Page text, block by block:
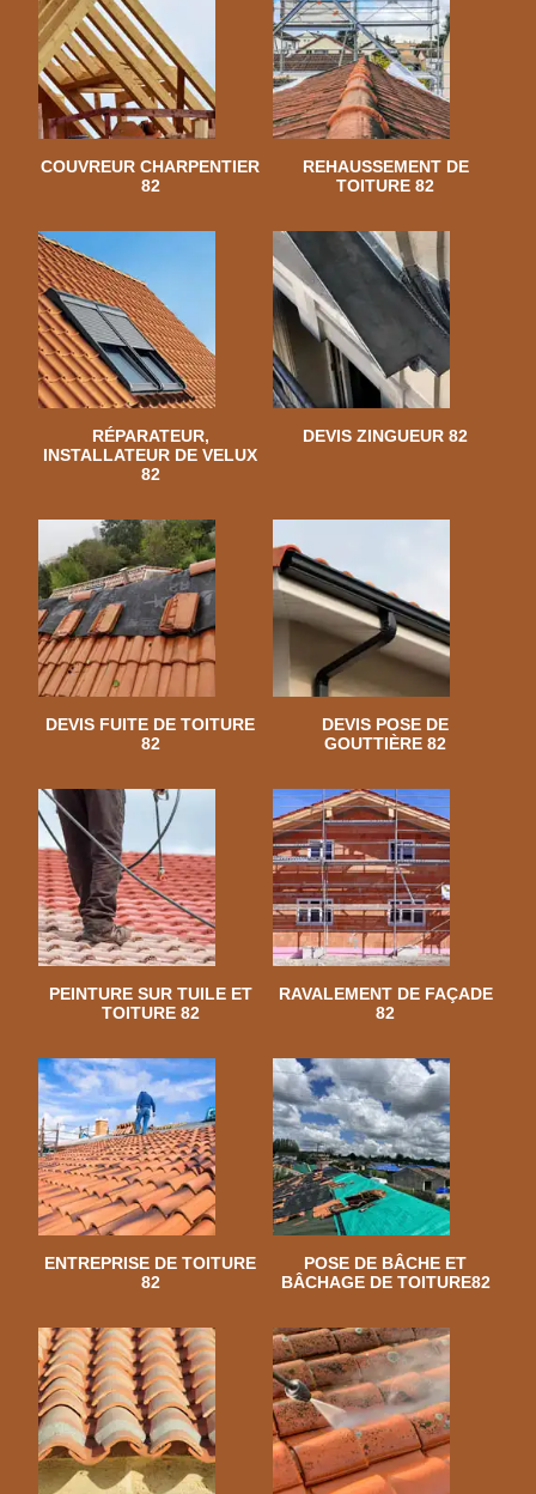
COUVREUR CHARPENTIER
82
REHAUSSEMENT DE
TOITURE 82
RÉPARATEUR,
INSTALLATEUR DE VELUX
82
DEVIS ZINGUEUR 82
DEVIS FUITE DE TOITURE
82
DEVIS POSE DE
GOUTTIÈRE 82
PEINTURE SUR TUILE ET
TOITURE 82
RAVALEMENT DE FAÇADE
82
ENTREPRISE DE TOITURE
82
POSE DE BÂCHE ET
BÂCHAGE DE TOITURE82